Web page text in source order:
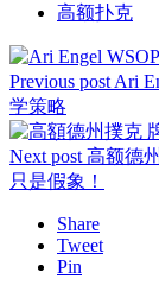
高额扑克
Previous post Ari
学策略
Next post 高额德
只是假象！
Share
Tweet
Pin